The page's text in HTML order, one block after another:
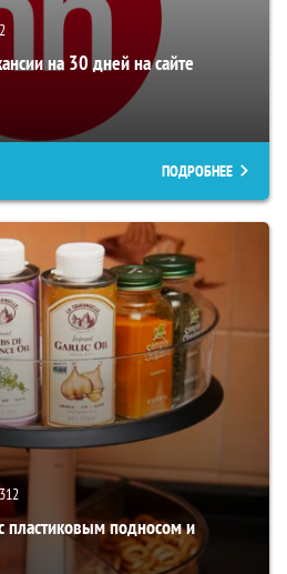
2
на 30 дней на сайте
ПОДРОБНЕЕ
312
пластиковым подносом и